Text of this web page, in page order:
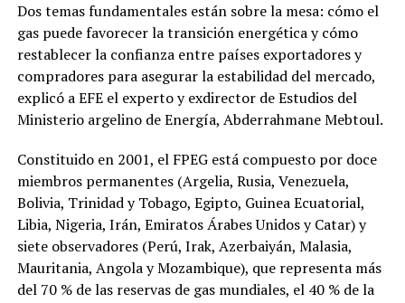
Dos temas fundamentales están sobre la mesa: cómo el
gas puede favorecer la transición energética y cómo
restablecer la confianza entre países exportadores y
compradores para asegurar la estabilidad del mercado,
explicó a EFE el experto y exdirector de Estudios del
Ministerio argelino de Energía, Abderrahmane Mebtoul.
Constituido en 2001, el FPEG está compuesto por doce
miembros permanentes (Argelia, Rusia, Venezuela,
Bolivia, Trinidad y Tobago, Egipto, Guinea Ecuatorial,
Libia, Nigeria, Irán, Emiratos Árabes Unidos y Catar) y
siete observadores (Perú, Irak, Azerbaiyán, Malasia,
Mauritania, Angola y Mozambique), que representa más
del 70 % de las reservas de gas mundiales, el 40 % de la